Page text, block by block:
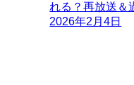
れる？再放送＆
2026年2月4日